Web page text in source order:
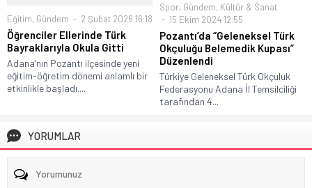
Eğitim, Gündem 2 Şubat 2026 16:18
Öğrenciler Ellerinde Türk
Bayraklarıyla Okula Gitti
Adana’nın Pozantı ilçesinde yeni
eğitim-öğretim dönemi anlamlı bir
etkinlikle başladı....
Spor, Gündem, Kültür & Sanat
15 Ekim 2024 12:55
Pozantı’da “Geleneksel Türk
Okçuluğu Belemedik Kupası”
Düzenlendi
Türkiye Geleneksel Türk Okçuluk
Federasyonu Adana İl Temsilciliği
tarafından 4...
YORUMLAR